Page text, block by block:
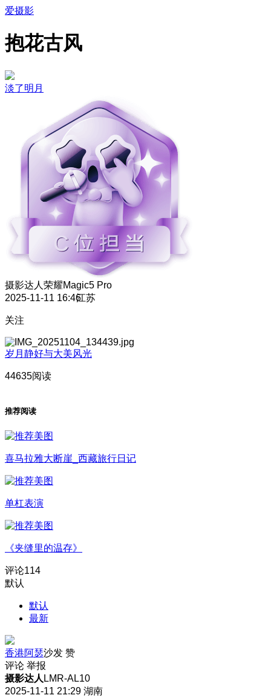
爱摄影
抱花古风
淡了明月
摄影达人 荣耀Magic5 Pro
2025-11-11 16:46江苏
关注
岁月静好与大美风光
44635阅读
推荐阅读
喜马拉雅大断崖_西藏旅行日记
单杠表演
《夹缝里的温存》
评论114
默认
默认
最新
香港阿瑟沙发 赞
评论 举报
摄影达人 LMR-AL10
2025-11-11 21:29 湖南